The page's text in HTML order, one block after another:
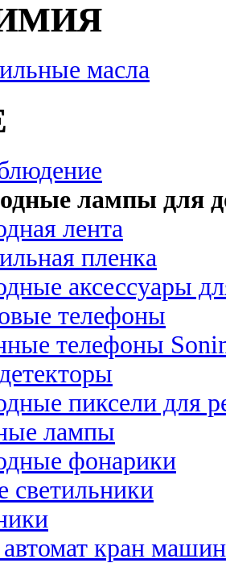
масла
лампы для
лента
пленка
аксессуары
телефоны
телефоны
пиксели для
лампы
фонарики
светильники
кран